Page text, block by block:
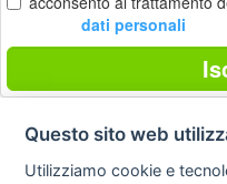
dati personali
Contatti
Questo sito web
Utilizziamo cookie e